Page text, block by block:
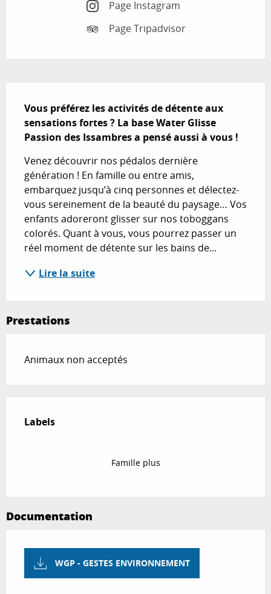
Page Instagram
Page Tripadvisor
Vous préférez les activités de détente aux
sensations fortes ? La base Water Glisse
Passion des Issambres a pensé aussi à vous !
Venez découvrir nos pédalos dernière
génération ! En famille ou entre amis,
embarquez jusqu’à cinq personnes et délectez-
vous sereinement de la beauté du paysage… Vos
enfants adoreront glisser sur nos toboggans
colorés. Quant à vous, vous pourrez passer un
réel moment de détente sur les bains de...
Lire la suite
Prestations
Animaux non acceptés
Labels
Labels
Famille plus
Documentation
WGP - GESTES ENVIRONNEMENT